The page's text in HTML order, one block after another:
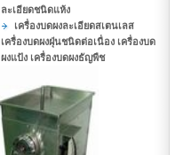
ละเอียดชนิดแห้ง
เครื่องบดผงละเอียดสเตนเลส
เครื่องบดผงฝุ่นชนิดต่อเนื่อง เครื่องบด
ผงแป้ง เครื่องบดผงธัญพืช